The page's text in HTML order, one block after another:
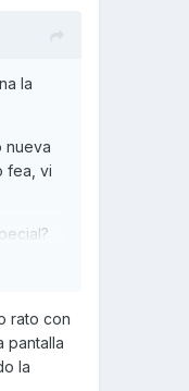
la
nueva
fea, vi
rato con
pantalla
la